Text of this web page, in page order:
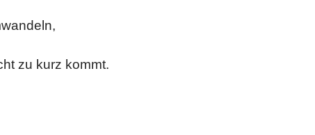
zu kurz kommt.